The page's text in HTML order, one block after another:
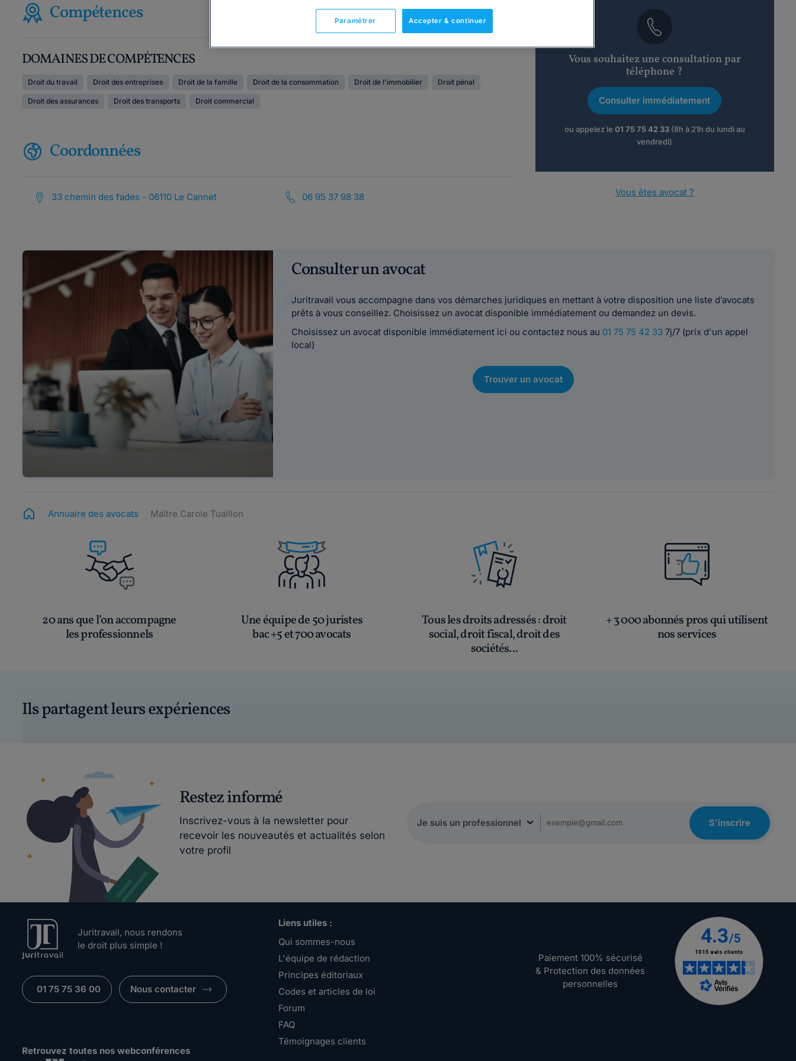
Compétences
DOMAINES DE COMPÉTENCES
Droit du travail Droit des entreprises Droit de la famille Droit de la consommation Droit de l'immobilier Droit pénal
Droit des assurances Droit des transports Droit commercial
Coordonnées
33 chemin des fades - 06110 Le Cannet 06 95 37 98 38
Vous souhaitez une consultation par
téléphone ?
Consulter immédiatement
ou appelez le 01 75 75 42 33(8h à 21h du lundi au
vendredi)
Vous êtes avocat ?
Consulter un avocat
Juritravail vous accompagne dans vos démarches juridiques en mettant à votre disposition une liste d’avocats
prêts à vous conseillez. Choisissez un avocat disponible immédiatement ou demandez un devis.
Choisissez un avocat disponible immédiatement ici ou contactez nous au 01 75 75 42 337j/7 (prix d'un appel
local)
Trouver un avocat
Annuaire des avocats Maître Carole Tuaillon
20 ans que l’on accompagne
les professionnels
Une équipe de 50 juristes
bac +5 et 700 avocats
Tous les droits adressés: droit
social, droit fiscal, droit des
sociétés...
+ 3 000 abonnés pros qui utilisent
nos services
Ils partagent leurs expériences
Restez informé
Inscrivez-vous à la newsletter pour
recevoir les nouveautés et actualités selon
votre profil
S'inscrire
Juritravail, nous rendons
le droit plus simple !
01 75 75 36 00 Nous contacter
Retrouvez toutes nos webconférences
Liens utiles :
Qui sommes-nous
L'équipe de rédaction
Principes éditoriaux
Codes et articles de loi
Forum
FAQ
Témoignages clients
Paiement 100% sécurisé
& Protection des données
personnelles
Accepter & continuer
Paramétrer